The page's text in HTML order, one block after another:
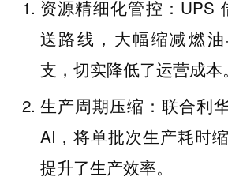
资源精细化管控：UPS
送路线，大幅缩减燃
支，切实降低了运营成本。
生产周期压缩：联合利
AI，将单批次生产耗时
提升了生产效率。